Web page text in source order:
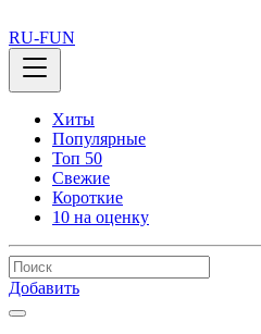
RU-FUN
Хиты
Популярные
Топ 50
Свежие
Короткие
10 на оценку
Добавить